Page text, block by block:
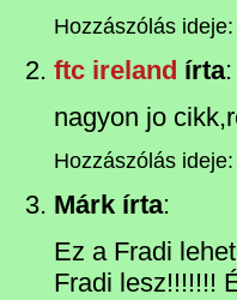
Hozzászólás ideje:
ftc ireland írta:
nagyon jo
Hozzászólás ideje:
Márk írta:
Ez a Fradi
Fradi lesz!!!!!!!